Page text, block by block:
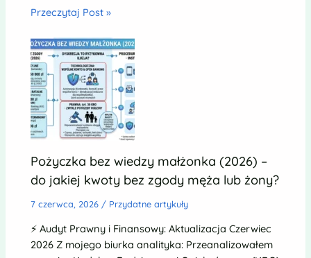
Przeczytaj Post »
Pożyczka bez wiedzy małżonka (2026) –
do jakiej kwoty bez zgody męża lub żony?
7 czerwca, 2026 / Przydatne artykuły
⚡ Audyt Prawny i Finansowy: Aktualizacja Czerwiec
2026 Z mojego biurka analityka: Przeanalizowałem